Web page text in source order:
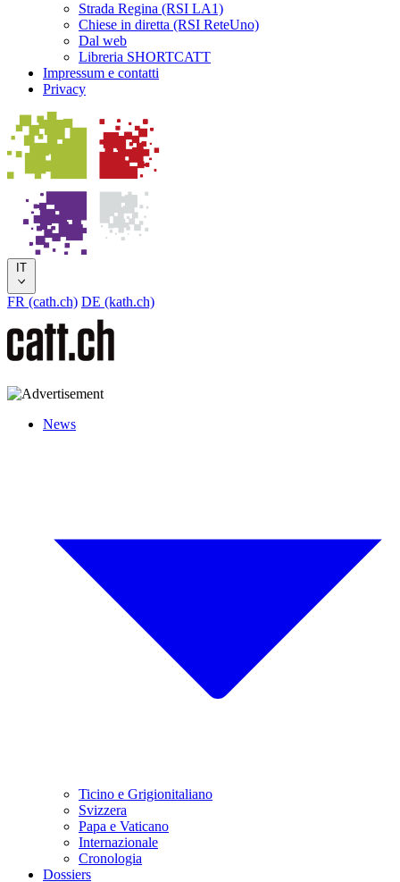
Strada Regina (RSI LA1)
Chiese in diretta (RSI ReteUno)
Dal web
Libreria SHORTCATT
Impressum e contatti
Privacy
IT
FR (cath.ch) DE (kath.ch)
News
Ticino e Grigionitaliano
Svizzera
Papa e Vaticano
Internazionale
Cronologia
Dossiers